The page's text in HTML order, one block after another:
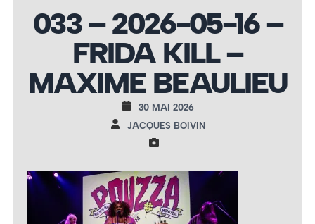
033 – 2026-05-16 –
FRIDA KILL –
MAXIME BEAULIEU
30 MAI 2026
JACQUES BOIVIN